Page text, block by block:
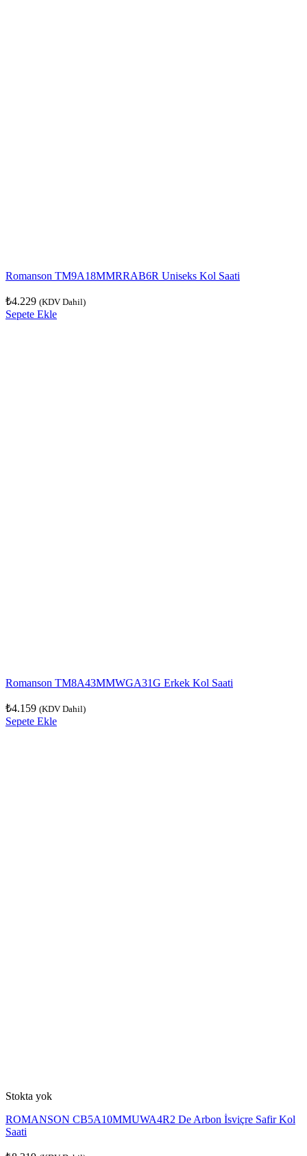
Romanson TM9A18MMRRAB6R Uniseks Kol Saati
₺4.229 (KDV Dahil)
Sepete Ekle
Romanson TM8A43MMWGA31G Erkek Kol Saati
₺4.159 (KDV Dahil)
Sepete Ekle
Stokta yok
ROMANSON CB5A10MMUWA4R2 De Arbon İsviçre Safir Kol
Saati